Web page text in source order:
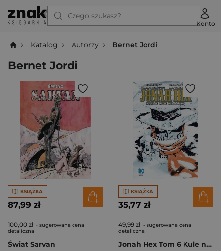
Czego szukasz?
Konto
Katalog Autorzy Bernet Jordi
Bernet Jordi
KSIĄŻKA
87,99 zł
100,00 zł - sugerowana cena
detaliczna
Świat Sarvan
KSIĄŻKA
35,77 zł
49,99 zł - sugerowana cena
detaliczna
Jonah Hex Tom 6 Kule nie kłamią